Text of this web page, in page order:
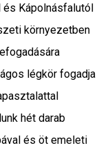
és Kápolnásfalutól
környezetben
légkör fogadja
hét darab
és öt emeleti